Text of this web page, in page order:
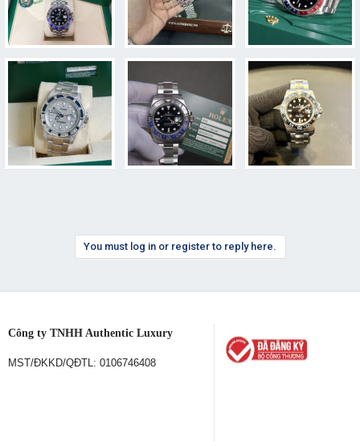
You must log in or register to reply here.
Công ty TNHH Authentic Luxury
MST/ĐKKD/QĐTL: 0106746408